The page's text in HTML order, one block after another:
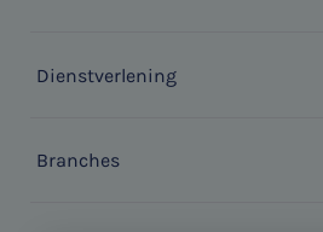
Dienstverlening
Branches